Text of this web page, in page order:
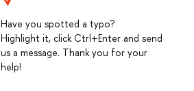
Have you spotted a typo?
Highlight it, click Ctrl+Enter and send
us a message. Thank you for your
help!